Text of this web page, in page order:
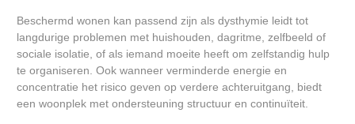
Beschermd wonen kan passend zijn als dysthymie leidt tot
langdurige problemen met huishouden, dagritme, zelfbeeld of
sociale isolatie, of als iemand moeite heeft om zelfstandig hulp
te organiseren. Ook wanneer verminderde energie en
concentratie het risico geven op verdere achteruitgang, biedt
een woonplek met ondersteuning structuur en continuïteit.